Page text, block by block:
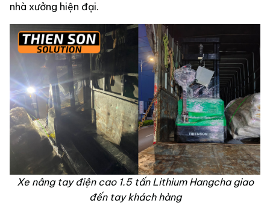
nhà xưởng hiện đại.
Xe nâng tay điện cao 1.5 tấn Lithium Hangcha giao
đến tay khách hàng